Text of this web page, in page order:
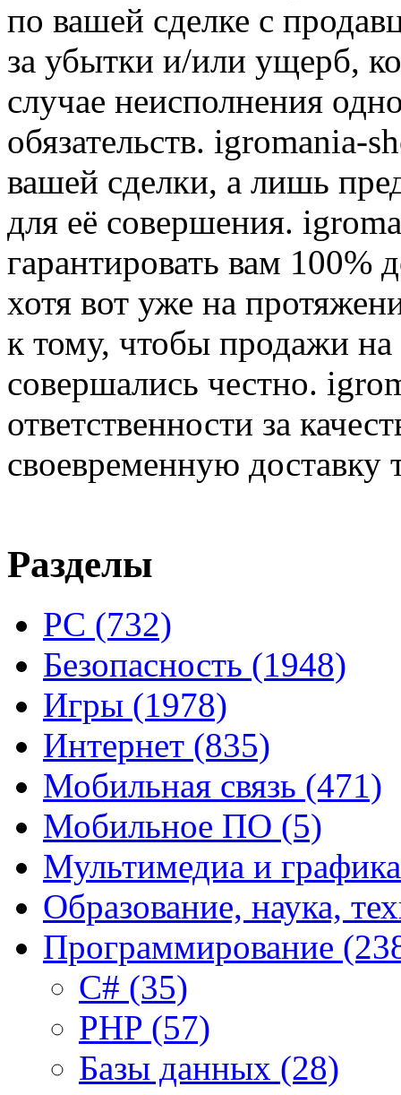
по вашей сделке с
за убытки и/или ущерб,
случае неисполнения
обязательств. igromania-
вашей сделки, а лишь
для её совершения.
гарантировать вам 100%
хотя вот уже на
к тому, чтобы продажи
совершались честно.
ответственности за
своевременную доставку
Разделы
PC (732)
Безопасность (1948)
Игры (1978)
Интернет (835)
Мобильная связь (471)
Мобильное ПО (5)
Мультимедиа и
Образование, наука,
Программирование
C# (35)
PHP (57)
Базы данных (28)